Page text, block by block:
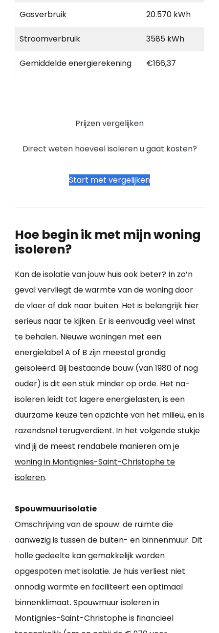
Gasverbruik 20.570 kWh
Stroomverbruik 3585 kWh
Gemiddelde energierekening €166,37
Prijzen vergelijken
Direct weten hoeveel isoleren u gaat kosten?
Start met vergelijken
Hoe begin ik met mijn woning
isoleren?
Kan de isolatie van jouw huis ook beter? In zo’n
geval vervliegt de warmte van de woning door
de vloer of dak naar buiten. Het is belangrijk hier
serieus naar te kijken. Er is eenvoudig veel winst
te behalen. Nieuwe woningen met een
energielabel A of B zijn meestal grondig
geïsoleerd. Bij bestaande bouw (van 1980 of nog
ouder) is dit een stuk minder op orde. Het na-
isoleren leidt tot lagere energielasten, is een
duurzame keuze ten opzichte van het milieu, en is
razendsnel terugverdient. In het volgende stukje
vind jij de meest rendabele manieren om je
woning in Montignies-Saint-Christophe te
isoleren.
Spouwmuurisolatie
Omschrijving van de spouw: de ruimte die
aanwezig is tussen de buiten- en binnenmuur. Dit
holle gedeelte kan gemakkelijk worden
opgespoten met isolatie. Je huis verliest niet
onnodig warmte en faciliteert een optimaal
binnenklimaat. Spouwmuur isoleren in
Montignies-Saint-Christophe is financieel